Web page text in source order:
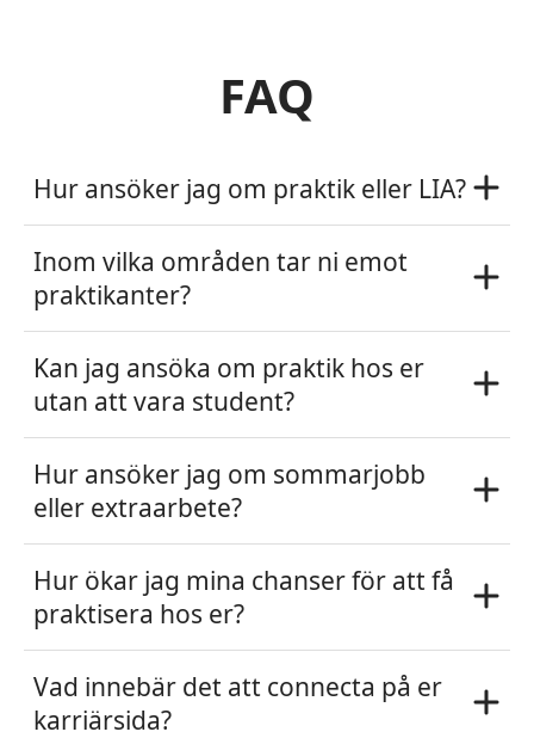
FAQ
Hur ansöker jag om praktik eller LIA?
Inom vilka områden tar ni emot
praktikanter?
Kan jag ansöka om praktik hos er
utan att vara student?
Hur ansöker jag om sommarjobb
eller extraarbete?
Hur ökar jag mina chanser för att få
praktisera hos er?
Vad innebär det att connecta på er
karriärsida?